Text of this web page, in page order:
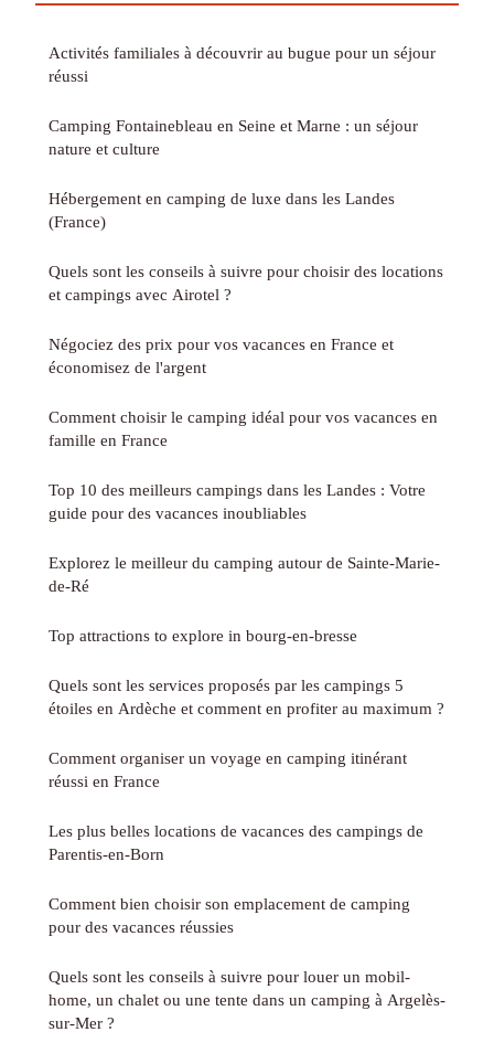
Activités familiales à découvrir au bugue pour un séjour
réussi
Camping Fontainebleau en Seine et Marne : un séjour
nature et culture
Hébergement en camping de luxe dans les Landes
(France)
Quels sont les conseils à suivre pour choisir des locations
et campings avec Airotel ?
Négociez des prix pour vos vacances en France et
économisez de l'argent
Comment choisir le camping idéal pour vos vacances en
famille en France
Top 10 des meilleurs campings dans les Landes : Votre
guide pour des vacances inoubliables
Explorez le meilleur du camping autour de Sainte-Marie-
de-Ré
Top attractions to explore in bourg-en-bresse
Quels sont les services proposés par les campings 5
étoiles en Ardèche et comment en profiter au maximum ?
Comment organiser un voyage en camping itinérant
réussi en France
Les plus belles locations de vacances des campings de
Parentis-en-Born
Comment bien choisir son emplacement de camping
pour des vacances réussies
Quels sont les conseils à suivre pour louer un mobil-
home, un chalet ou une tente dans un camping à Argelès-
sur-Mer ?